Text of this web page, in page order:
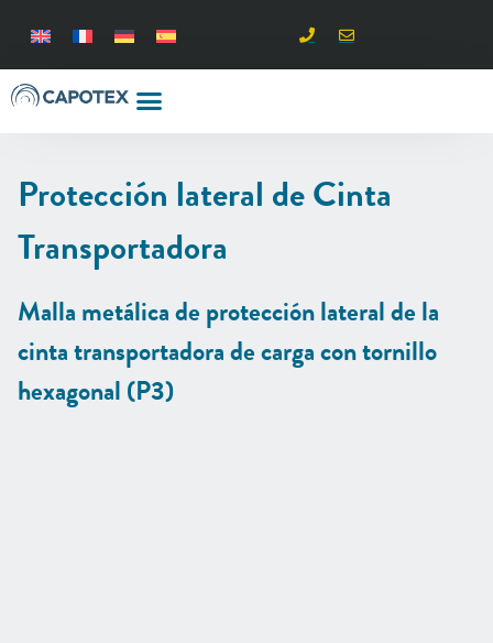
Protección lateral de Cinta
Transportadora
Malla metálica de protección lateral de la
cinta transportadora de carga con tornillo
hexagonal (P3)